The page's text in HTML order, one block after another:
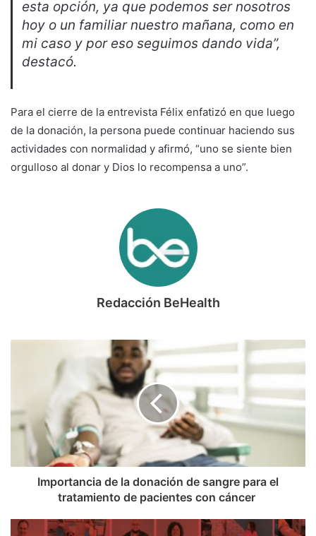
esta opción, ya que podemos ser nosotros
hoy o un familiar nuestro mañana, como en
mi caso y por eso seguimos dando vida”,
destacó.
Para el cierre de la entrevista Félix enfatizó en que luego
de la donación, la persona puede continuar haciendo sus
actividades con normalidad y afirmó, “uno se siente bien
orgulloso al donar y Dios lo recompensa a uno”.
Redacción BeHealth
Importancia de la donación de sangre para el
tratamiento de pacientes con cáncer